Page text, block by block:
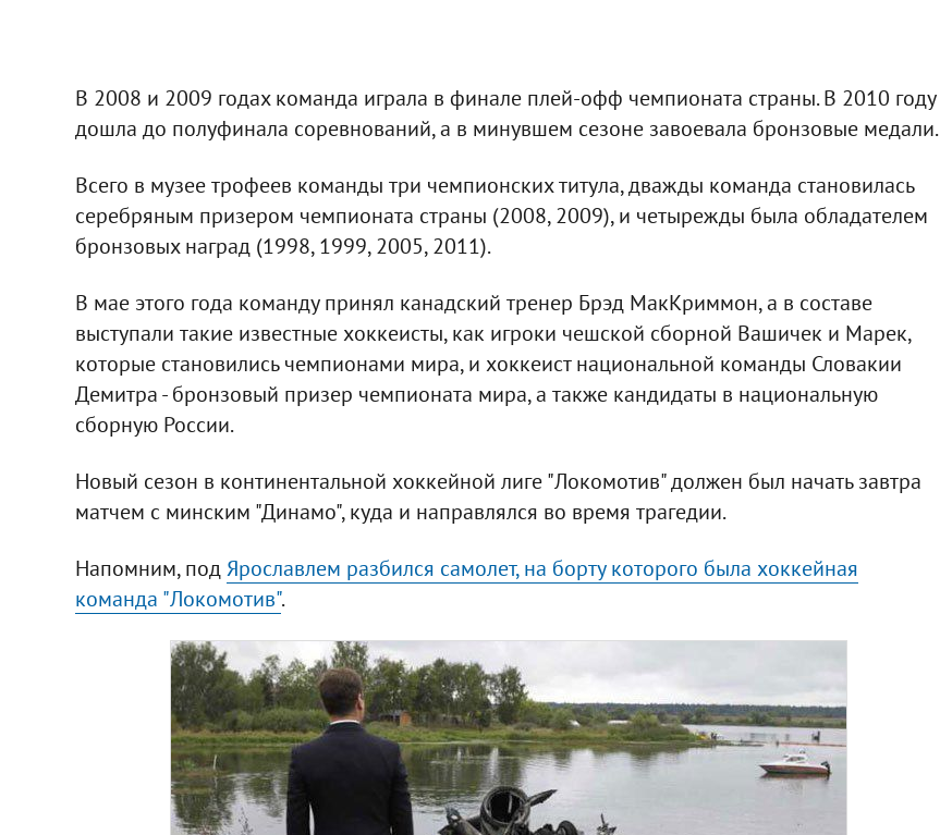
В 2008 и 2009 годах команда играла в финале плей-офф чемпионата страны. В 2010 году
дошла до полуфинала соревнований, а в минувшем сезоне завоевала бронзовые медали.
Всего в музее трофеев команды три чемпионских титула, дважды команда становилась
серебряным призером чемпионата страны (2008, 2009), и четырежды была обладателем
бронзовых наград (1998, 1999, 2005, 2011).
В мае этого года команду принял канадский тренер Брэд МакКриммон, а в составе
выступали такие известные хоккеисты, как игроки чешской сборной Вашичек и Марек,
которые становились чемпионами мира, и хоккеист национальной команды Словакии
Демитра - бронзовый призер чемпионата мира, а также кандидаты в национальную
сборную России.
Новый сезон в континентальной хоккейной лиге "Локомотив" должен был начать завтра
матчем с минским "Динамо", куда и направлялся во время трагедии.
Напомним, подЯрославлем разбился самолет, на борту которого была хоккейная
команда "Локомотив".